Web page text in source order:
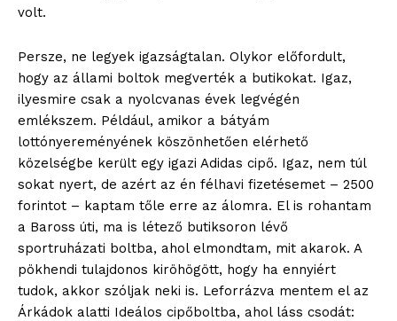
volt.
Persze, ne legyek igazságtalan. Olykor előfordult,
hogy az állami boltok megverték a butikokat. Igaz,
ilyesmire csak a nyolcvanas évek legvégén
emlékszem. Például, amikor a bátyám
lottónyereményének köszönhetően elérhető
közelségbe került egy igazi Adidas cipő. Igaz, nem túl
sokat nyert, de azért az én félhavi fizetésemet – 2500
forintot – kaptam tőle erre az álomra. El is rohantam
a Baross úti, ma is létező butiksoron lévő
sportruházati boltba, ahol elmondtam, mit akarok. A
pökhendi tulajdonos kiröhögött, hogy ha ennyiért
tudok, akkor szóljak neki is. Leforrázva mentem el az
Árkádok alatti Ideálos cipőboltba, ahol láss csodát: